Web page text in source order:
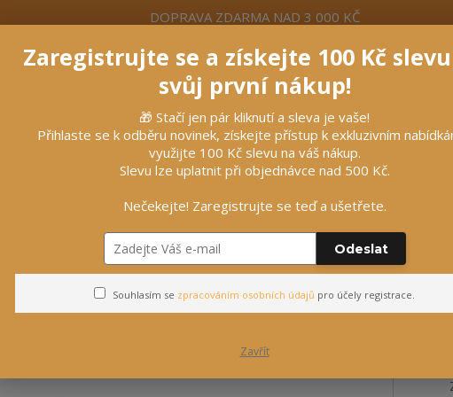
DOPRAVA ZDARMA NAD 3 000 KČ
Důležité informace Více Nevíte si rady? Zavolejte. +420
Vybavení stájí
Zaregistrujte se a získejte 100 Kč
svůj první nákup!
🎁 Stačí jen pár kliknutí a sleva je vaše!
Přihlaste se k odběru novinek, získejte přístup k exkluzivním
využijte 100 Kč slevu na váš nákup.
Slevu lze uplatnit při objednávce nad 500 Kč.
Nečekejte! Zaregistrujte se teď a ušetřete.
Odeslat
Souhlasím se zpracováním osobních údajů pro účely registrace.
Zavřít